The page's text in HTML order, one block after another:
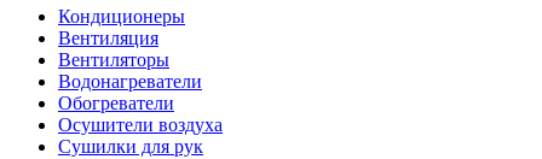
Кондиционеры
Вентиляция
Вентиляторы
Водонагреватели
Обогреватели
Осушители воздуха
Сушилки для рук